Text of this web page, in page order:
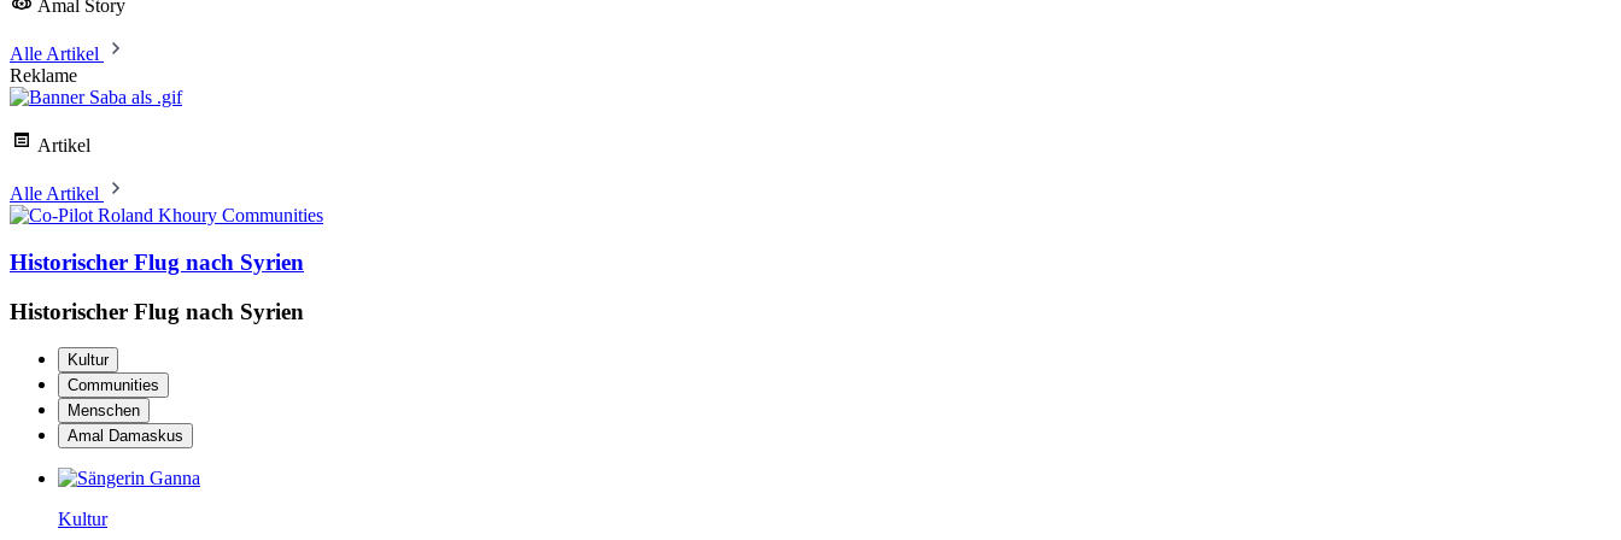
Amal Story
Alle Artikel
Reklame
Artikel
Alle Artikel
Communities
Historischer Flug nach Syrien
Historischer Flug nach Syrien
Kultur
Communities
Menschen
Amal Damaskus
Kultur